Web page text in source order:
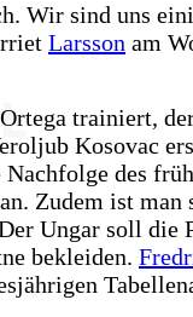
Wir sind uns
Larsson am
trainiert,
Kosovac
des
Zudem ist
Ungar soll die
bekleiden.